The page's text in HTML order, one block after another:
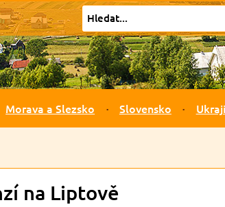
Morava a Slezsko Slovensko
na Liptově